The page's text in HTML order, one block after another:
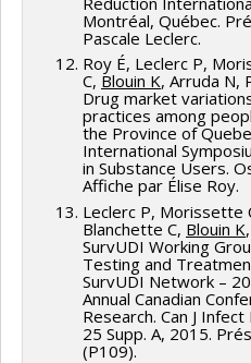
Montréal, Québec.
Pascale Leclerc.
Roy É, Leclerc P,
C, Blouin K, Arruda N,
Drug market
practices among
the Province of
International
in Substance Users.
Affiche par Élise Roy.
Leclerc P, Morissette
Blanchette C, Blouin K
SurvUDI Working
Testing and
SurvUDI Network –
Annual Canadian
Research. Can J
25 Supp. A, 2015.
(P109).